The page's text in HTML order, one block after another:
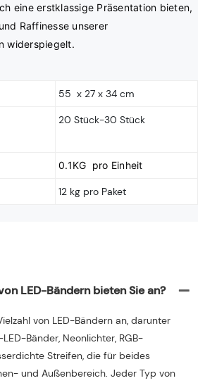
eine erstklassige Präsentation bieten,
Raffinesse unserer
55 x 27 x 34 cm
20 Stück-30 Stück
0.1KG pro Einheit
12 kg pro Paket
LED-Bändern bieten Sie an?
von LED-Bändern an, darunter
Bänder, Neonlichter, RGB-
Streifen, die für beides
und Außenbereich. Jeder Typ von